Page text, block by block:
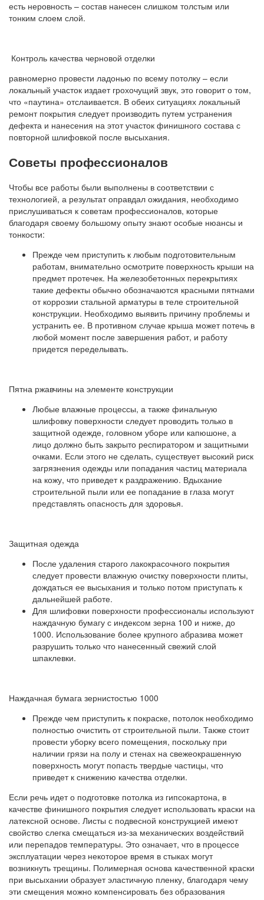
есть неровность – состав нанесен слишком толстым или
тонким слоем слой.
Контроль качества черновой отделки
равномерно провести ладонью по всему потолку – если
локальный участок издает грохочущий звук, это говорит о том,
что «паутина» отслаивается. В обеих ситуациях локальный
ремонт покрытия следует производить путем устранения
дефекта и нанесения на этот участок финишного состава с
повторной шлифовкой после высыхания.
Советы профессионалов
Чтобы все работы были выполнены в соответствии с
технологией, а результат оправдал ожидания, необходимо
прислушиваться к советам профессионалов, которые
благодаря своему большому опыту знают особые нюансы и
тонкости:
Прежде чем приступить к любым подготовительным
работам, внимательно осмотрите поверхность крыши на
предмет протечек. На железобетонных перекрытиях
такие дефекты обычно обозначаются красными пятнами
от коррозии стальной арматуры в теле строительной
конструкции. Необходимо выявить причину проблемы и
устранить ее. В противном случае крыша может потечь в
любой момент после завершения работ, и работу
придется переделывать.
Пятна ржавчины на элементе конструкции
Любые влажные процессы, а также финальную
шлифовку поверхности следует проводить только в
защитной одежде, головном уборе или капюшоне, а
лицо должно быть закрыто респиратором и защитными
очками. Если этого не сделать, существует высокий риск
загрязнения одежды или попадания частиц материала
на кожу, что приведет к раздражению. Вдыхание
строительной пыли или ее попадание в глаза могут
представлять опасность для здоровья.
Защитная одежда
После удаления старого лакокрасочного покрытия
следует провести влажную очистку поверхности плиты,
дождаться ее высыхания и только потом приступать к
дальнейшей работе.
Для шлифовки поверхности профессионалы используют
наждачную бумагу с индексом зерна 100 и ниже, до
1000. Использование более крупного абразива может
разрушить только что нанесенный свежий слой
шпаклевки.
Наждачная бумага зернистостью 1000
Прежде чем приступить к покраске, потолок необходимо
полностью очистить от строительной пыли. Также стоит
провести уборку всего помещения, поскольку при
наличии грязи на полу и стенах на свежеокрашенную
поверхность могут попасть твердые частицы, что
приведет к снижению качества отделки.
Если речь идет о подготовке потолка из гипсокартона, в
качестве финишного покрытия следует использовать краски на
латексной основе. Листы с подвесной конструкцией имеют
свойство слегка смещаться из-за механических воздействий
или перепадов температуры. Это означает, что в процессе
эксплуатации через некоторое время в стыках могут
возникнуть трещины. Полимерная основа качественной краски
при высыхании образует эластичную пленку, благодаря чему
эти смещения можно компенсировать без образования